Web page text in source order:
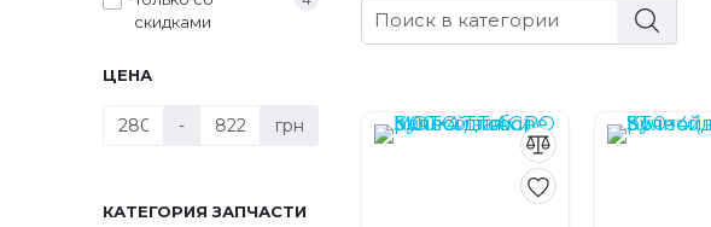
cкидками
ЦЕНА
- грн
КАТЕГОРИЯ ЗАПЧАСТИ